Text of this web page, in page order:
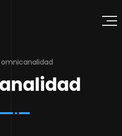
omnicanalidad